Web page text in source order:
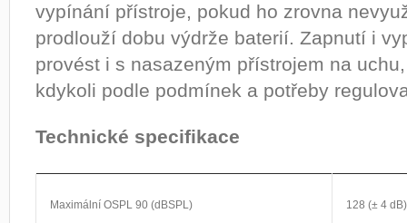
vypínání přístroje, pokud ho zrovna
prodlouží dobu výdrže baterií. Zapnutí i
provést i s nasazeným přístrojem na
kdykoli podle podmínek a potřeby
Technické specifikace
Maximální OSPL 90 (dBSPL) 128 (± 4 dB)